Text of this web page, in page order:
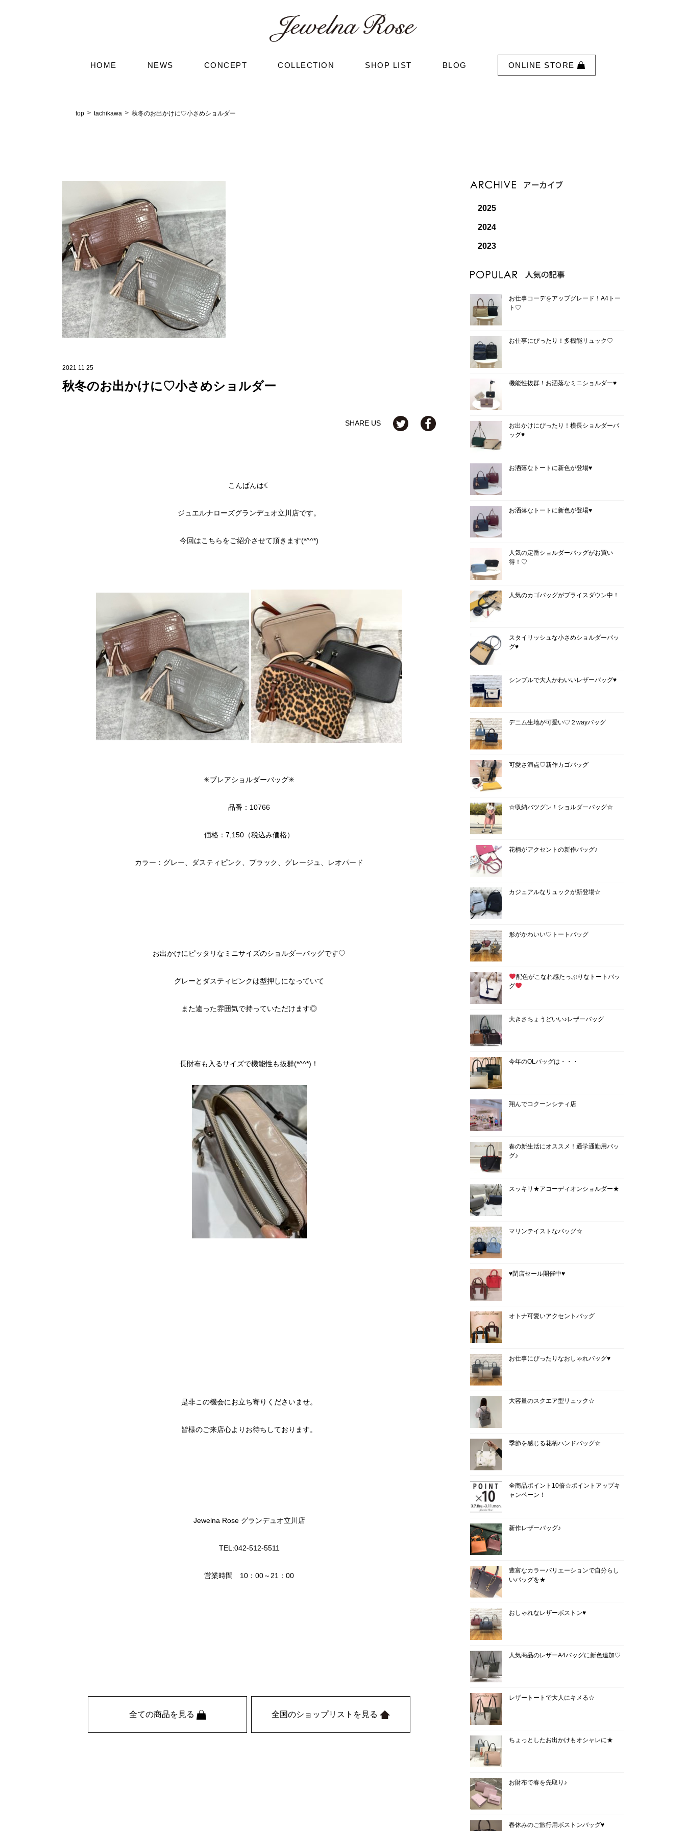
HOME NEWS CONCEPT COLLECTION SHOP LIST BLOG ONLINE STORE
top tachikawa 秋冬のお出かけに♡小さめショルダー
2021 11 25
秋冬のお出かけに♡小さめショルダー
SHARE US
こんばんは☾
ジュエルナローズグランデュオ立川店です。
今回はこちらをご紹介させて頂きます(*^^*)
✳︎ブレアショルダーバッグ✳︎
品番：10766
価格：7,150（税込み価格）
カラー：グレー、ダスティピンク、ブラック、グレージュ、レオパード
お出かけにピッタリなミニサイズのショルダーバッグです♡
グレーとダスティピンクは型押しになっていて
また違った雰囲気で持っていただけます◎
長財布も入るサイズで機能性も抜群(*^^*)！
是非この機会にお立ち寄りくださいませ。
皆様のご来店心よりお待ちしております。
Jewelna Rose グランデュオ立川店
TEL:042-512-5511
営業時間 10：00～21：00
全ての商品を見る 全国のショップリストを見る
2025
2024
2023
お仕事コーデをアップグレード！A4トー
ト♡
お仕事にぴったり！多機能リュック♡
機能性抜群！お洒落なミニショルダー♥
お出かけにぴったり！横長ショルダーバ
ッグ♥
お洒落なトートに新色が登場♥
お洒落なトートに新色が登場♥
人気の定番ショルダーバッグがお買い
得！♡
人気のカゴバッグがプライスダウン中！
スタイリッシュな小さめショルダーバッ
グ♥
シンプルで大人かわいいレザーバッグ♥
デニム生地が可愛い♡２wayバッグ
可愛さ満点♡新作カゴバッグ
☆収納バツグン！ショルダーバッグ☆
花柄がアクセントの新作バッグ♪
カジュアルなリュックが新登場☆
形がかわいい♡トートバッグ
配色がこなれ感たっぷりなトートバッ
グ
大きさちょうどいい♪レザーバッグ
今年のOLバッグは・・・
翔んでコクーンシティ店
春の新生活にオススメ！通学通勤用バッ
グ♪
スッキリ★アコーディオンショルダー★
マリンテイストなバッグ☆
♥閉店セール開催中♥
オトナ可愛いアクセントバッグ
お仕事にぴったりなおしゃれバッグ♥
大容量のスクエア型リュック☆
季節を感じる花柄ハンドバッグ☆
全商品ポイント10倍☆ポイントアップキ
ャンペーン！
新作レザーバッグ♪
豊富なカラーバリエーションで自分らし
いバッグを★
おしゃれなレザーボストン♥
人気商品のレザーA4バッグに新色追加♡
レザートートで大人にキメる☆
ちょっとしたお出かけもオシャレに★
お財布で春を先取り♪
春休みのご旅行用ボストンバッグ♥